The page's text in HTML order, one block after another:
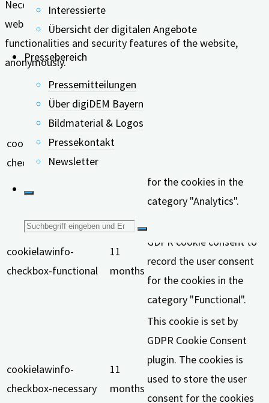
Interessierte
Übersicht der digitalen Angebote
Pressebereich
Pressemitteilungen
Über digiDEM Bayern
Bildmaterial & Logos
Pressekontakt
Newsletter
Suche
nach:
Necessary cookies are absolutely essential for the
website to function properly. These cookies ensure basic
functionalities and security features of the website,
anonymously.
Keks
Dauer
cookielawinfo-
checkbox-analytics
11
for the cookies in the
category "Analytics".
cookielawinfo-
checkbox-functional
11
months
GDPR cookie consent to
record the user consent
for the cookies in the
category "Functional".
cookielawinfo-
checkbox-necessary
11
months
This cookie is set by
GDPR Cookie Consent
plugin. The cookies is
used to store the user
consent for the cookies